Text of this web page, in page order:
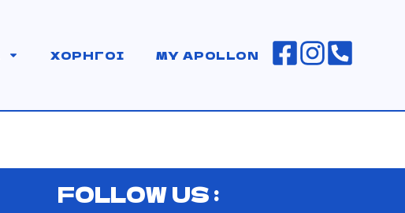
ΧΟΡΗΓΟΙ MY APOLLON
FOLLOW US :